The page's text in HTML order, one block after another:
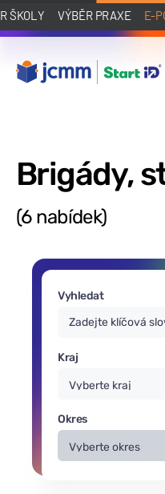
ŠKOLY VÝBĚR PRAXE E-
Brigády,
(6 nabídek)
Vyhledat
Kraj
Okres